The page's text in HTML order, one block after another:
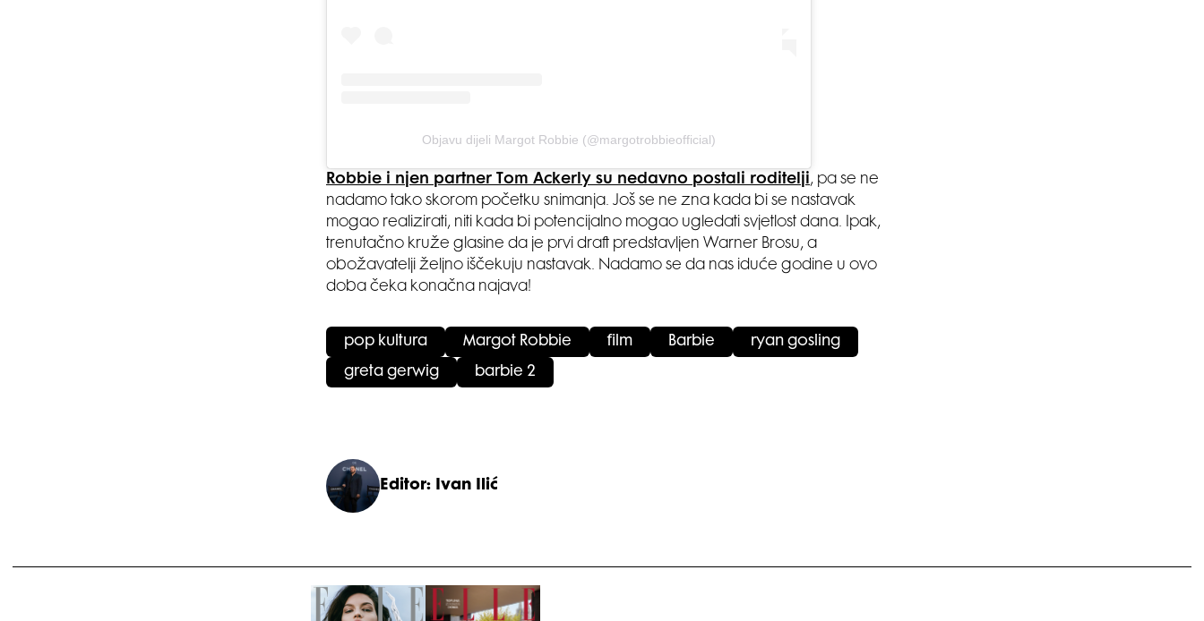
Objavu dijeli Margot Robbie (@margotrobbieofficial)
Robbie i njen partner Tom Ackerly su nedavno postali roditelji , pa se ne
nadamo tako skorom početku snimanja. Još se ne zna kada bi se nastavak
mogao realizirati, niti kada bi potencijalno mogao ugledati svjetlost dana. Ipak,
trenutačno kruže glasine da je prvi draft predstavljen Warner Brosu, a
obožavatelji željno iščekuju nastavak. Nadamo se da nas iduće godine u ovo
doba čeka konačna najava!
pop kultura Margot Robbie film Barbie ryan gosling
greta gerwig barbie 2
Editor: Ivan Ilić